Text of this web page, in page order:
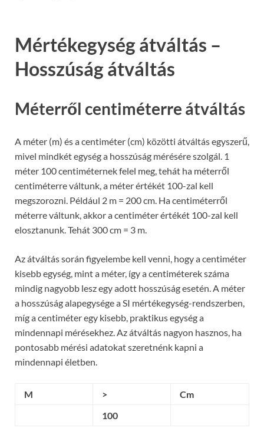
Mértékegység átváltás –
Hosszúság átváltás
Méterről centiméterre átváltás
A méter (m) és a centiméter (cm) közötti átváltás egyszerű,
mivel mindkét egység a hosszúság mérésére szolgál. 1
méter 100 centiméternek felel meg, tehát ha méterről
centiméterre váltunk, a méter értékét 100-zal kell
megszorozni. Például 2 m = 200 cm. Ha centiméterről
méterre váltunk, akkor a centiméter értékét 100-zal kell
elosztanunk. Tehát 300 cm = 3 m.
Az átváltás során figyelembe kell venni, hogy a centiméter
kisebb egység, mint a méter, így a centiméterek száma
mindig nagyobb lesz egy adott hosszúság esetén. A méter
a hosszúság alapegysége a SI mértékegység-rendszerben,
míg a centiméter egy kisebb, praktikus egység a
mindennapi mérésekhez. Az átváltás nagyon hasznos, ha
pontosabb mérési adatokat szeretnénk kapni a
mindennapi életben.
M >
Cm
100